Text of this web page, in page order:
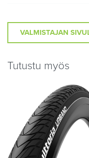
VALMISTAJAN
Tutustu myös